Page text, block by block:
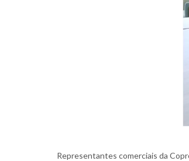
Representantes comerciais da